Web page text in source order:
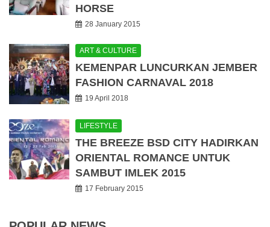
HORSE
28 January 2015
ART & CULTURE
KEMENPAR LUNCURKAN JEMBER
FASHION CARNAVAL 2018
19 April 2018
LIFESTYLE
THE BREEZE BSD CITY HADIRKAN
ORIENTAL ROMANCE UNTUK
SAMBUT IMLEK 2015
17 February 2015